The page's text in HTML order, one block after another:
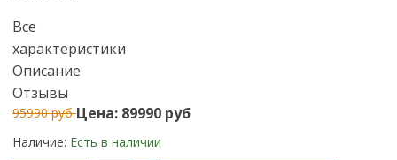
Все
характеристики
Описание
Отзывы
95990 рубЦена: 89990 руб
Наличие: Есть в наличии